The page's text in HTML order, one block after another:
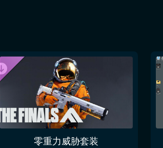
零重力威胁套装